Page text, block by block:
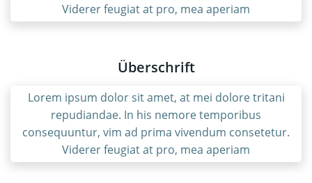
Viderer feugiat at pro, mea aperiam
Überschrift
Lorem ipsum dolor sit amet, at mei dolore tritani
repudiandae. In his nemore temporibus
consequuntur, vim ad prima vivendum consetetur.
Viderer feugiat at pro, mea aperiam